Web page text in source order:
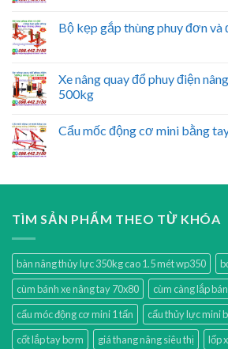
Bộ kẹp gắp thùng phuy đơn và
Xe nâng quay đổ phuy điện
500kg
Cẩu mốc động cơ mini bằng
TÌM SẢN PHẨM THEO TỪ KHÓA
bàn nâng thủy lực 350kg cao 1.5 mét wp350
cùm bánh xe nâng tay 70x80
cùm càng lắp
cẩu móc động cơ mini 1 tấn
cẩu thủy lực mini
cốt lắp tay bơm
giá thang nâng siêu thị
lốp